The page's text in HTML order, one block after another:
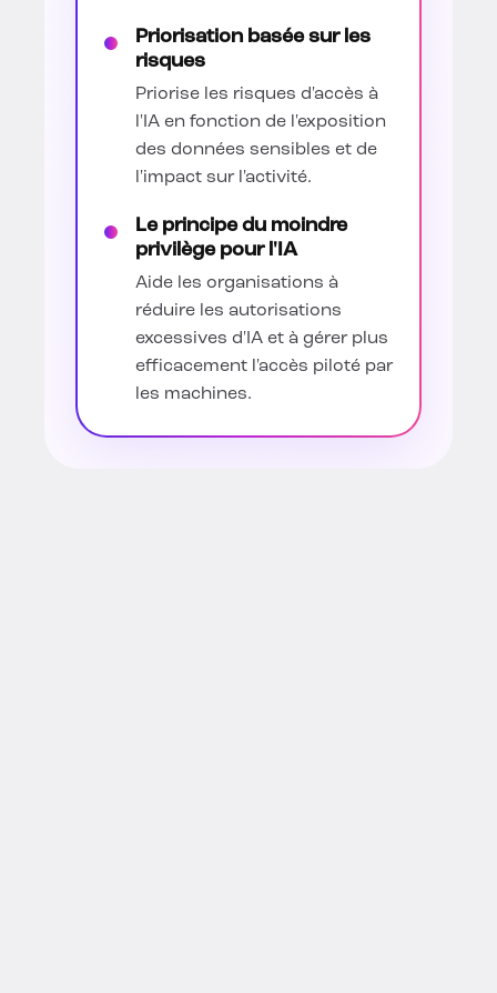
Priorisation basée sur les
risques
Priorise les risques d'accès à
l'IA en fonction de l'exposition
des données sensibles et de
l'impact sur l'activité.
Le principe du moindre
privilège pour l'IA
Aide les organisations à
réduire les autorisations
excessives d'IA et à gérer plus
efficacement l'accès piloté par
les machines.